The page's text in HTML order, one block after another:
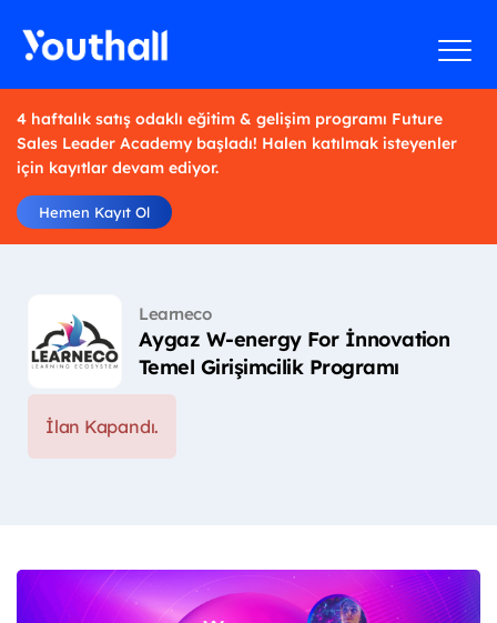
4 haftalık satış odaklı eğitim & gelişim programı Future
Sales Leader Academy başladı! Halen katılmak isteyenler
için kayıtlar devam ediyor.
Hemen Kayıt Ol
Learneco
Aygaz W-energy For İnnovation
Temel Girişimcilik Programı
İlan Kapandı.